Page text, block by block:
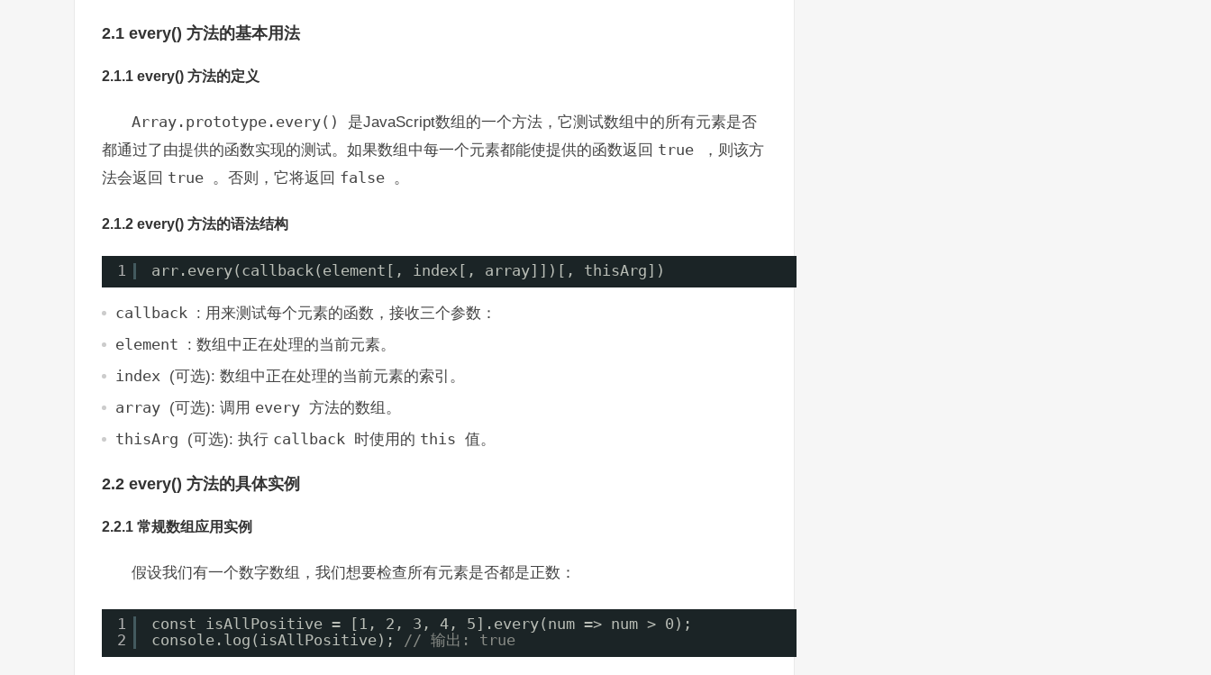
2.1 every() 方法的基本用法
2.1.1 every() 方法的定义
Array.prototype.every() 是JavaScript数组的一个方法，它测试数组中的所有元素是否
都通过了由提供的函数实现的测试。如果数组中每一个元素都能使提供的函数返回 true
，则该方
法会返回 true 。否则，它将返回 false 。
2.1.2 every() 方法的语法结构
1 arr.every(callback(element[, index[, array]])[, thisArg])
callback : 用来测试每个元素的函数，接收三个参数：
element : 数组中正在处理的当前元素。
index (可选): 数组中正在处理的当前元素的索引。
array (可选): 调用 every 方法的数组。
thisArg (可选): 执行 callback 时使用的 this 值。
2.2 every() 方法的具体实例
2.2.1 常规数组应用实例
假设我们有一个数字数组，我们想要检查所有元素是否都是正数：
1
2
const isAllPositive = [1, 2, 3, 4, 5].every(num => num > 0);
console.log(isAllPositive);
// 输出: true